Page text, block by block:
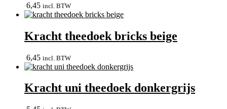
6,45 incl. BTW
Kracht theedoek bricks beige
6,45 incl. BTW
Kracht uni theedoek donkergrijs